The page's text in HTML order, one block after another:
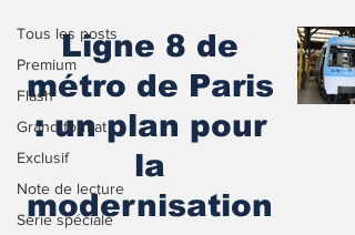
Tous les posts
Premium
Flash
Grand format
Exclusif
Note de lecture
Série spéciale
Ligne 8 de
métro de Paris
: un plan pour
la
modernisation